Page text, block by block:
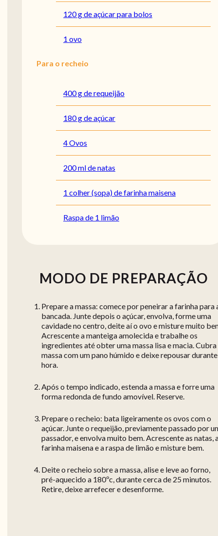
120 g de açúcar para bolos
1 ovo
Para o recheio
400 g de requeijão
180 g de açúcar
4 Ovos
200 ml de natas
1 colher (sopa) de farinha maisena
Raspa de 1 limão
MODO DE PREPARAÇÃO
Prepare a massa: comece por peneirar a farinha para
bancada. Junte depois o açúcar, envolva, forme uma
cavidade no centro, deite aí o ovo e misture muito
Acrescente a manteiga amolecida e trabalhe os
ingredientes até obter uma massa lisa e macia. Cubra
massa com um pano húmido e deixe repousar
hora.
Após o tempo indicado, estenda a massa e forre uma
forma redonda de fundo amovível. Reserve.
Prepare o recheio: bata ligeiramente os ovos com o
açúcar. Junte o requeijão, previamente passado por
passador, e envolva muito bem. Acrescente as natas,
farinha maisena e a raspa de limão e misture bem.
Deite o recheio sobre a massa, alise e leve ao forno,
pré-aquecido a 180ºc, durante cerca de 25 minutos.
Retire, deixe arrefecer e desenforme.